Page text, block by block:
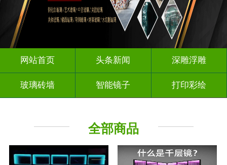
网站首页 头条新闻 深雕浮雕
玻璃砖墙 智能镜子 打印彩绘
全部商品